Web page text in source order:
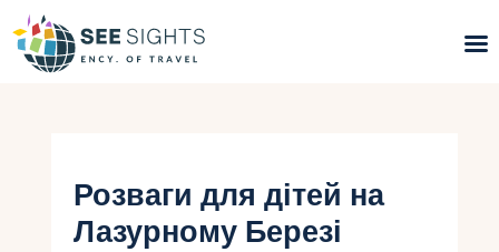
Гарячі тури
Типи Турів
Розваги для дітей на
Лазурному Березі